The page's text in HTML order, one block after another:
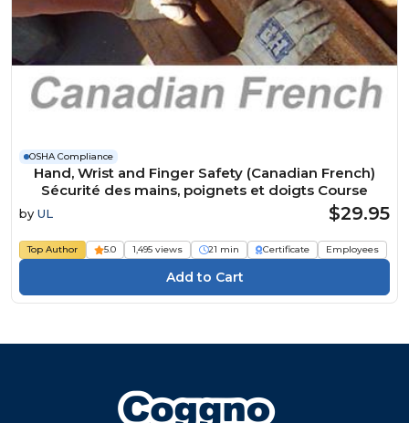
OSHA Compliance
Hand, Wrist and Finger Safety (Canadian French)
Sécurité des mains, poignets et doigts Course
by UL $29.95
Top Author 5.0 1,495 views 21 min Certificate Employees